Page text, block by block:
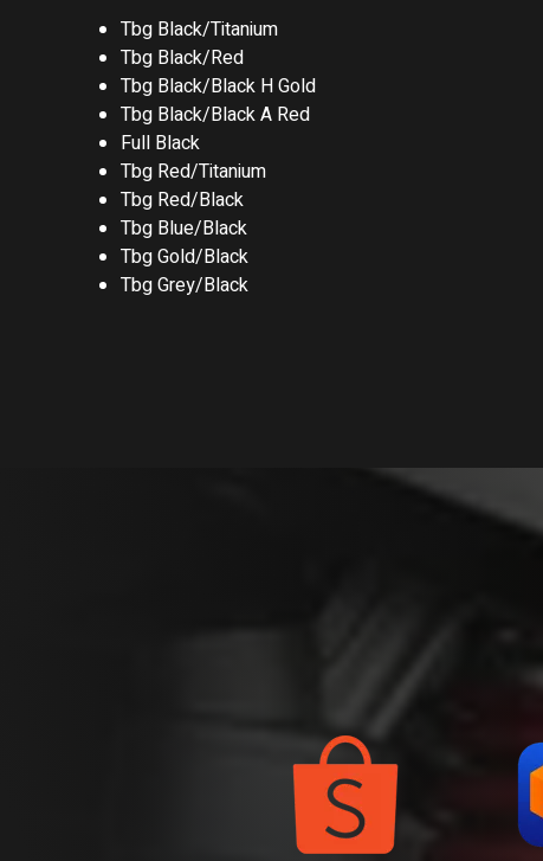
Tbg Black/Titanium
Tbg Black/Red
Tbg Black/Black H Gold
Tbg Black/Black A Red
Full Black
Tbg Red/Titanium
Tbg Red/Black
Tbg Blue/Black
Tbg Gold/Black
Tbg Grey/Black